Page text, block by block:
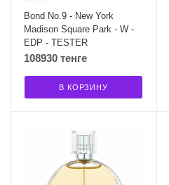
Bond No.9 - New York
Madison Square Park - W -
EDP - TESTER
108930 тенге
В КОРЗИНУ